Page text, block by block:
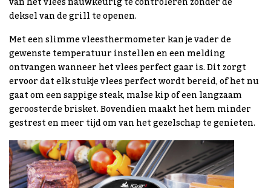
deksel van de grill te openen.
Met een slimme vleesthermometer kan je vader de
gewenste temperatuur instellen en een melding
ontvangen wanneer het vlees perfect gaar is. Dit zorgt
ervoor dat elk stukje vlees perfect wordt bereid, of het nu
gaat om een sappige steak, malse kip of een langzaam
geroosterde brisket. Bovendien maakt het hem minder
gestrest en meer tijd om van het gezelschap te genieten.